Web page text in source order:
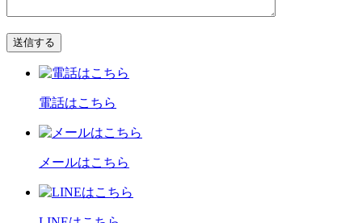
電話はこちら
メールはこちら